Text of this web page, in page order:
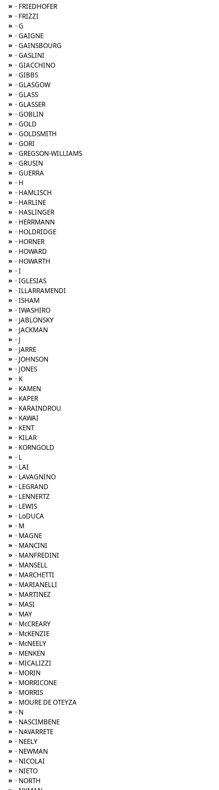
» · FRIEDHOFER
» · FRIZZI
» · G
» · GAIGNE
» · GAINSBOURG
» · GASLINI
» · GIACCHINO
» · GIBBS
» · GLASGOW
» · GLASS
» · GLASSER
» · GOBLIN
» · GOLD
» · GOLDSMITH
» · GORI
» · GREGSON-WILLIAMS
» · GRUSIN
» · GUERRA
» · H
» · HAMLISCH
» · HARLINE
» · HASLINGER
» · HERRMANN
» · HOLDRIDGE
» · HORNER
» · HOWARD
» · HOWARTH
» · I
» · IGLESIAS
» · ILLARRAMENDI
» · ISHAM
» · IWASHIRO
» · JABLONSKY
» · JACKMAN
» · J
» · JARRE
» · JOHNSON
» · JONES
» · K
» · KAMEN
» · KAPER
» · KARAINDROU
» · KAWAI
» · KENT
» · KILAR
» · KORNGOLD
» · L
» · LAI
» · LAVAGNINO
» · LEGRAND
» · LENNERTZ
» · LEWIS
» · LoDUCA
» · M
» · MAGNE
» · MANCINI
» · MANFREDINI
» · MANSELL
» · MARCHETTI
» · MARIANELLI
» · MARTINEZ
» · MASI
» · MAY
» · McCREARY
» · McKENZIE
» · McNEELY
» · MENKEN
» · MICALIZZI
» · MORIN
» · MORRICONE
» · MORRIS
» · MOURE DE OTEYZA
» · N
» · NASCIMBENE
» · NAVARRETE
» · NEELY
» · NEWMAN
» · NICOLAI
» · NIETO
» · NORTH